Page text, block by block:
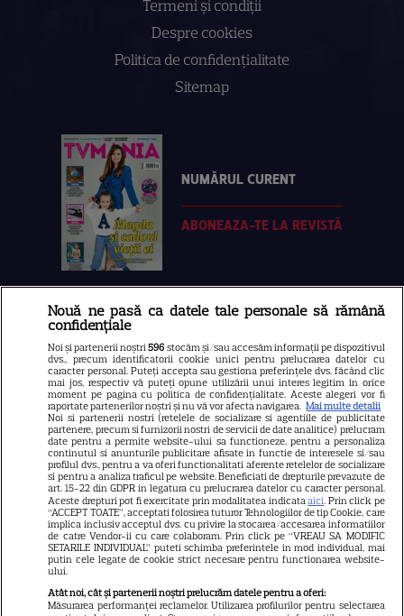
Termeni și condiții
Despre cookies
Politica de confidenţialitate
Sitemap
NUMĂRUL CURENT
ABONEAZA-TE LA REVISTĂ
Libertatea
Libertatea pentru femei
GSP
Știri mondene
Avantaje
Elle
Unica
Retete practice
URMĂREȘTE-NE PE
Nouă ne pasă ca datele tale personale să rămână
confidențiale
Noi și partenerii noștri596 stocăm și/sau accesăm informații pe dispozitivul
dvs., precum identificatorii cookie unici pentru prelucrarea datelor cu
caracter personal. Puteți accepta sau gestiona preferințele dvs. făcând clic
mai jos, respectiv vă puteți opune utilizării unui interes legitim în orice
moment pe pagina cu politica de confidențialitate. Aceste alegeri vor fi
raportate partenerilor noștri și nu vă vor afecta navigarea. Mai multe detalii
Noi si partenerii nostri (retelele de socializare si agentiile de publicitate
partenere, precum si furnizorii nostri de servicii de date analitice) prelucram
date pentru a permite website-ului sa functioneze, pentru a personaliza
continutul si anunturile publicitare afisate in functie de interesele si/sau
profilul dvs., pentru a va oferi functionalitati aferente retelelor de socializare
si pentru a analiza traficul pe website. Beneficiati de drepturile prevazute de
art. 15-22 din GDPR in legatura cu prelucrarea datelor cu caracter personal.
Aceste drepturi pot fi exercitate prin modalitatea indicataaici. Prin click pe
“ACCEPT TOATE”, acceptati folosirea tuturor Tehnologiilor de tip Cookie, care
implica inclusiv acceptul dvs. cu privire la stocarea/accesarea informatiilor
de catre Vendor-ii cu care colaboram. Prin click pe “VREAU SA MODIFIC
SETARILE INDIVIDUAL” puteti schimba preferintele in mod individual, mai
putin cele legate de cookie strict necesare pentru functionarea website-
ului.
Atât noi, cât și partenerii noștri prelucrăm datele pentru a oferi:
Măsurarea performanței reclamelor. Utilizarea profilurilor pentru selectarea